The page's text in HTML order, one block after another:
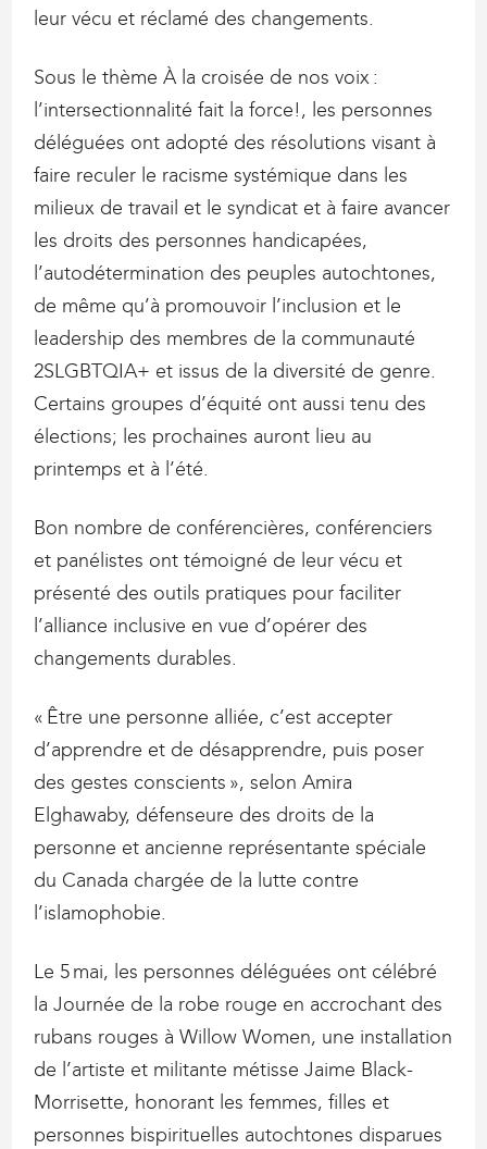
leur vécu et réclamé des changements.
Sous le thème À la croisée de nos voix :
l’intersectionnalité fait la force!, les personnes
déléguées ont adopté des résolutions visant à
faire reculer le racisme systémique dans les
milieux de travail et le syndicat et à faire avancer
les droits des personnes handicapées,
l’autodétermination des peuples autochtones,
de même qu’à promouvoir l’inclusion et le
leadership des membres de la communauté
2SLGBTQIA+ et issus de la diversité de genre.
Certains groupes d’équité ont aussi tenu des
élections; les prochaines auront lieu au
printemps et à l’été.
Bon nombre de conférencières, conférenciers
et panélistes ont témoigné de leur vécu et
présenté des outils pratiques pour faciliter
l’alliance inclusive en vue d’opérer des
changements durables.
« Être une personne alliée, c’est accepter
d’apprendre et de désapprendre, puis poser
des gestes conscients », selon Amira
Elghawaby, défenseure des droits de la
personne et ancienne représentante spéciale
du Canada chargée de la lutte contre
l’islamophobie.
Le 5 mai, les personnes déléguées ont célébré
la Journée de la robe rouge en accrochant des
rubans rouges à Willow Women, une installation
de l’artiste et militante métisse Jaime Black-
Morrisette, honorant les femmes, filles et
personnes bispirituelles autochtones disparues